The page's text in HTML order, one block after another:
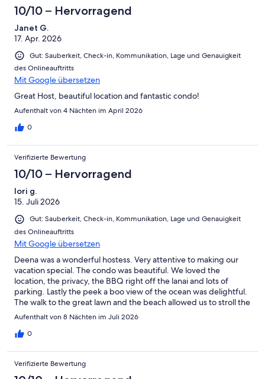
10/10 – Hervorragend
Janet G.
17. Apr. 2026
Gut: Sauberkeit, Check-in, Kommunikation, Lage und Genauigkeit
des Onlineauftritts
Mit Google übersetzen
Great Host, beautiful location and fantastic condo!
Aufenthalt von 4 Nächten im April 2026
0
Verifizierte Bewertung
10/10 – Hervorragend
lori g.
15. Juli 2026
Gut: Sauberkeit, Check-in, Kommunikation, Lage und Genauigkeit
des Onlineauftritts
Mit Google übersetzen
Deena was a wonderful hostess. Very attentive to making our
vacation special. The condo was beautiful. We loved the
location, the privacy, the BBQ right off the lanai and lots of
parking. Lastly the peek a boo view of the ocean was delightful.
The walk to the great lawn and the beach allowed us to stroll the
grounds several times a day. There is so much to love about
Of course we booked the same place for next year. Until then,
Aufenthalt von 8 Nächten im Juli 2026
0
Verifizierte Bewertung